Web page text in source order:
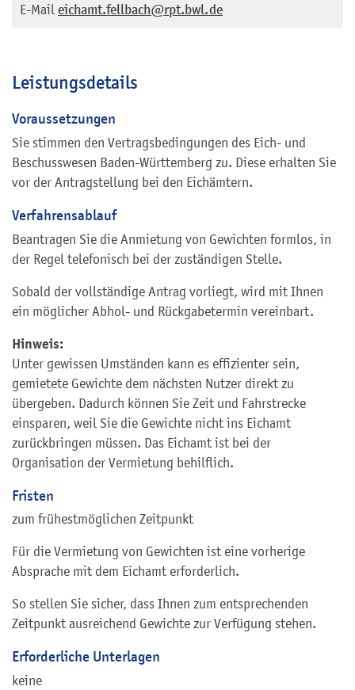
E-Mail eichamt.fellbach@rpt.bwl.de
Leistungsdetails
Voraussetzungen
Sie stimmen den Vertragsbedingungen des Eich- und
Beschusswesen Baden-Württemberg zu. Diese erhalten Sie
vor der Antragstellung bei den Eichämtern.
Verfahrensablauf
Beantragen Sie die Anmietung von Gewichten formlos, in
der Regel telefonisch bei der zuständigen Stelle.
Sobald der vollständige Antrag vorliegt, wird mit Ihnen
ein möglicher Abhol- und Rückgabetermin vereinbart.
Hinweis:
Unter gewissen Umständen kann es effizienter sein,
gemietete Gewichte dem nächsten Nutzer direkt zu
übergeben. Dadurch können Sie Zeit und Fahrstrecke
einsparen, weil Sie die Gewichte nicht ins Eichamt
zurückbringen müssen. Das Eichamt ist bei der
Organisation der Vermietung behilflich.
Fristen
zum frühestmöglichen Zeitpunkt
Für die Vermietung von Gewichten ist eine vorherige
Absprache mit dem Eichamt erforderlich.
So stellen Sie sicher, dass Ihnen zum entsprechenden
Zeitpunkt ausreichend Gewichte zur Verfügung stehen.
Erforderliche Unterlagen
keine